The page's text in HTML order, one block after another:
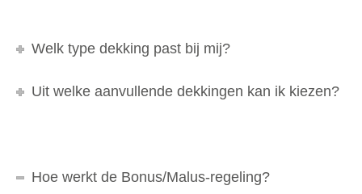
Welk type dekking past bij mij?
Uit welke aanvullende dekkingen kan ik kiezen?
Hoe werkt de Bonus/Malus-regeling?